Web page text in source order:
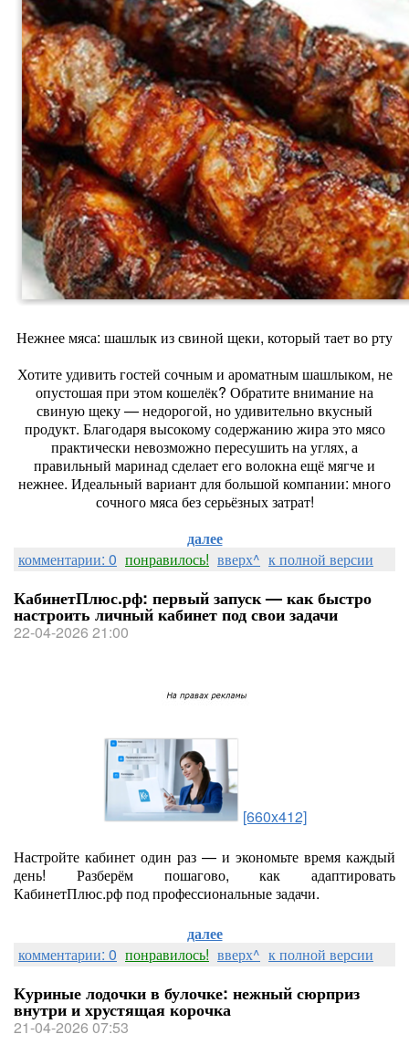
Нежнее мяса: шашлык из свиной щеки, который тает во рту
Хотите удивить гостей сочным и ароматным шашлыком, не
опустошая при этом кошелёк? Обратите внимание на
свиную щеку — недорогой, но удивительно вкусный
продукт. Благодаря высокому содержанию жира это мясо
практически невозможно пересушить на углях, а
правильный маринад сделает его волокна ещё мягче и
нежнее. Идеальный вариант для большой компании: много
сочного мяса без серьёзных затрат!
далее
комментарии: 0 понравилось! вверх^ к полной версии
КабинетПлюс.рф: первый запуск — как быстро
настроить личный кабинет под свои задачи
22-04-2026 21:00
[660x412]
Настройте кабинет один раз — и экономьте время каждый
день! Разберём пошагово, как адаптировать
КабинетПлюс.рф под профессиональные задачи.
далее
комментарии: 0 понравилось! вверх^ к полной версии
Куриные лодочки в булочке: нежный сюрприз
внутри и хрустящая корочка
21-04-2026 07:53